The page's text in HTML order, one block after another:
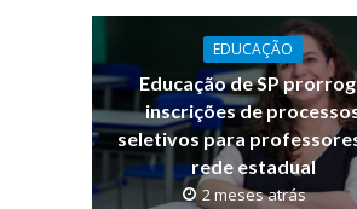
EDUCAÇÃO
Educação de SP
inscrições de
seletivos para
rede estadual
2 meses atrás